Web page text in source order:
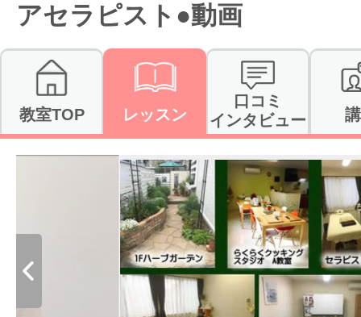
駅・路線か
通信講座を
体験レッス
やりたいこ
アセラピスト●動画
教室TOP レッスン
口コミ
インタビュー